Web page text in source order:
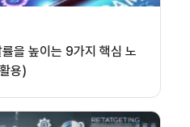
을 높이는 9가지 핵심 노
용)